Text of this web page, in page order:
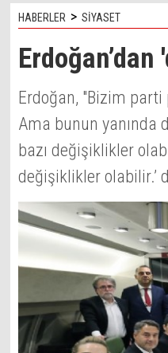
HABERLER > SİYASET
Erdoğan, "Bizim
Ama bunun
bazı değişiklikler
değişiklikler olabilir.’